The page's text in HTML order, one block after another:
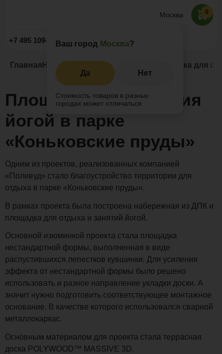
Москва
Ваш город Москва?
Да Нет
Стоимость товаров в разных
городах может отличаться
+7 495 109-52-09 Заказать звонок
0
Главная Наши проекты Набережные Площадка для
Площадка для занятия
йогой в парке
«Коньковские пруды»
Одним из проектов, реализованных компанией
«Поливуд» стало благоустройство территории для
отдыха в парке «Коньковские пруды».
В рамках проекта была построена набережная из ДПК и
площадка для отдыха и занятий йогой.
Основной изюминкой проекта стала площадка
нестандартной формы, выполненная в виде
распустившихся лепестков кувшинки. Для усиления
эффекта от нестандартной формы было решено
использовать и разное направление укладки доски. А
значит нужно подготовить соответствующее монтажное
основание. В качестве которого использовался сварной
металлокаркас.
Основным материалом для проекта стала террасная
доска POLYWOOD™ MASSIVE 3D.